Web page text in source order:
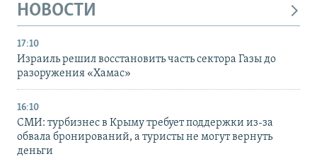
НОВОСТИ
17:10
Израиль решил восстановить часть сектора Газы до
разоружения «Хамас»
16:10
СМИ: турбизнес в Крыму требует поддержки из-за
обвала бронирований, а туристы не могут вернуть
деньги